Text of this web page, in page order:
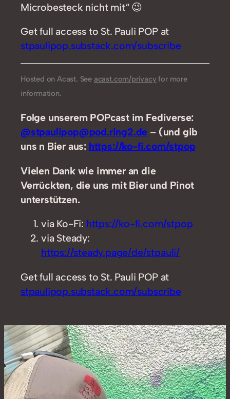
Microbesteck nicht mit“ 😉
Get full access to St. Pauli POP at
stpaulipop.substack.com/subscribe
Hosted on Acast. See acast.com/privacy for more
information.
Folge unserem POPcast im Fediverse:
@stpaulipop@pod.ring2.de – (und gib
uns n Bier aus: https://ko-fi.com/stpop
Vielen Dank wie immer an die
Verrückten, die uns mit Bier und Pinot
unterstützen.
via Ko-Fi: https://ko-fi.com/stpop
via Steady:
https://steady.page/de/stpauli/
Get full access to St. Pauli POP at
stpaulipop.substack.com/subscribe